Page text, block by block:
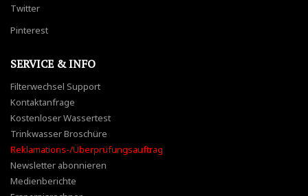
Twitter
Pinterest
SERVICE & INFO
Filterwechsel Support
Kontaktanfrage
Kostenloser Wassertest
Trinkwasser Broschüre
Reklamations-/Überprüfungsauftrag
Newsletter abonnieren
Medienberichte